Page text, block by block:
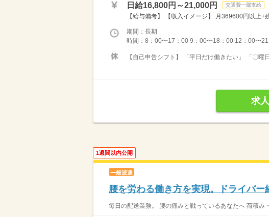
日給16,800円～21,000円 交通費一部支給
【給与備考】 【収入イメージ】 月369600円以上+
期間：長期
時間：8：00〜17：00 9：00〜18：00 12：00〜
【自己申告シフト】 「平日だけ働きたい」 「〇曜
求
1週間以内公開
一般派遣
腰を労わる働き方を実現。ドライバ
毎日の配送業務。 腰の痛みと戦っているあなたへ 荷積